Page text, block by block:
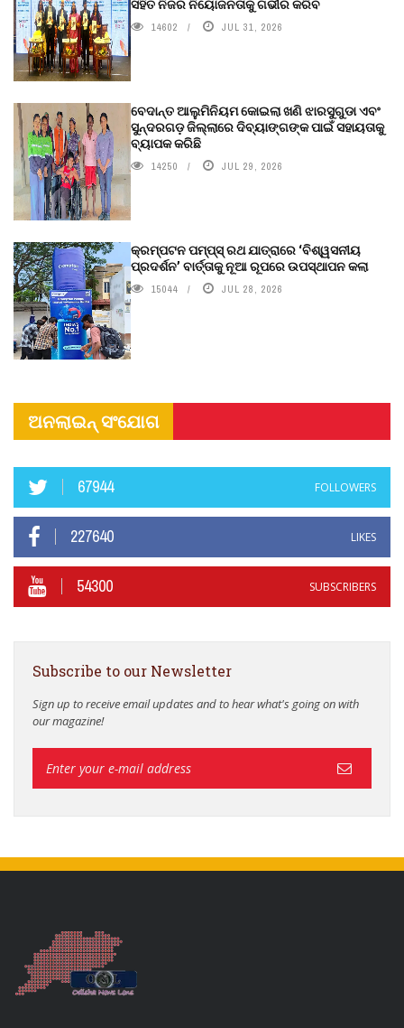
ସହିତ ନିଜର ନିୟୋଜନତାକୁ ଗଭୀର କରିବ
14602 JUL 31, 2026
ବେଦାନ୍ତ ଆଲୁମିନିୟମ କୋଇଲା ଖଣି ଝାରସୁଗୁଡା ଏବଂ
ସୁନ୍ଦରଗଡ଼ ଜିଲ୍ଲାରେ ଦିବ୍ୟାଙ୍ଗଙ୍କ ପାଇଁ ସହାୟତାକୁ
ବ୍ୟାପକ କରିଛି
14250 JUL 29, 2026
କ୍ରମ୍ପଟନ ପମ୍ପ୍‌ସ୍‌ ରଥ ଯାତ୍ରାରେ ‘ବିଶ୍ୱସନୀୟ
ପ୍ରଦର୍ଶନ’ ବାର୍ତ୍ତାକୁ ନୂଆ ରୂପରେ ଉପସ୍ଥାପନ କଲା
15044 JUL 28, 2026
ଅନଲାଇନ୍ ସଂଯୋଗ
67944 FOLLOWERS
227640 LIKES
54300 SUBSCRIBERS
Subscribe to our Newsletter
Sign up to receive email updates and to hear what's going on with
our magazine!